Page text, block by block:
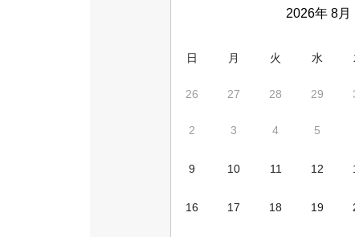
2026年 8月
日 月 火 水
26 27 28 29
2 3 4 5
9 10 11 12
16 17 18 19